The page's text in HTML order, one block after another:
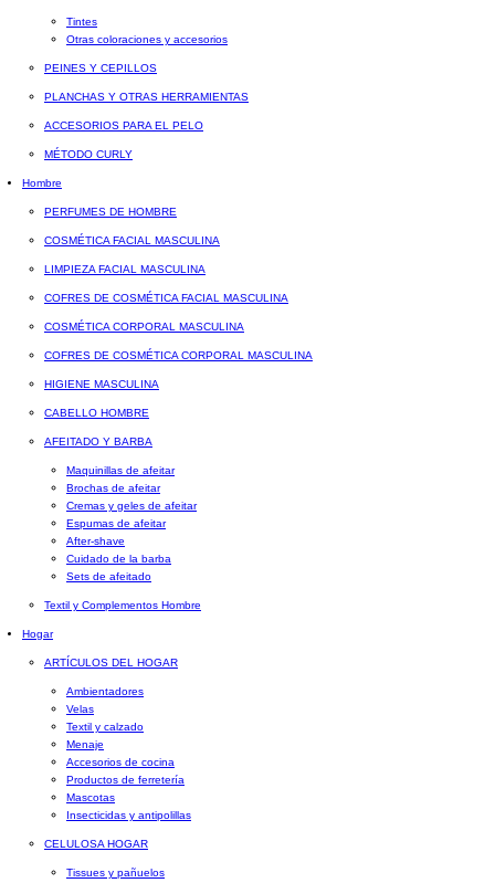
Tintes
Otras coloraciones y accesorios
PEINES Y CEPILLOS
PLANCHAS Y OTRAS HERRAMIENTAS
ACCESORIOS PARA EL PELO
MÉTODO CURLY
Hombre
PERFUMES DE HOMBRE
COSMÉTICA FACIAL MASCULINA
LIMPIEZA FACIAL MASCULINA
COFRES DE COSMÉTICA FACIAL MASCULINA
COSMÉTICA CORPORAL MASCULINA
COFRES DE COSMÉTICA CORPORAL MASCULINA
HIGIENE MASCULINA
CABELLO HOMBRE
AFEITADO Y BARBA
Maquinillas de afeitar
Brochas de afeitar
Cremas y geles de afeitar
Espumas de afeitar
After-shave
Cuidado de la barba
Sets de afeitado
Textil y Complementos Hombre
Hogar
ARTÍCULOS DEL HOGAR
Ambientadores
Velas
Textil y calzado
Menaje
Accesorios de cocina
Productos de ferretería
Mascotas
Insecticidas y antipolillas
CELULOSA HOGAR
Tissues y pañuelos